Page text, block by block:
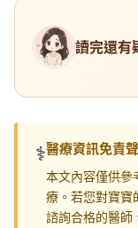
讀完還有
⚕️醫療資訊免責
本文內容僅供參
療。若您對寶寶
諮詢合格的醫師